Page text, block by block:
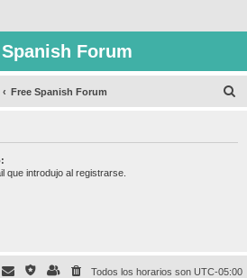
Forum
Free Spanish Forum
que introdujo al registrarse.
Todos los horarios son UTC-05:00